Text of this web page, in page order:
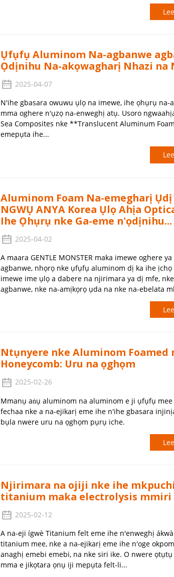
Ụfụfụ Aluminom Na-agbanwe
Ọdịnihu Na-akọwagharị Nhazi na
2025-04-07
N'ihe gbasara owuwu ụlọ na imewe, ihe ọhụrụ na-
mma oghere n'ụzọ na-enweghị atụ. Usoro
Sea Composites nke **Translucent Aluminum
emepụta ihe...
Aluminom Foam Na-emegharị Ụdị
NGWỤ ANYA Korea Ụlọ Ahịa
Ihe Ọhụrụ nke Ga-eme n'ọdịnihu...
2025-04-02
A maara GENTLE MONSTER maka imewe oghere
agbanwe, nhọrọ nke ụfụfụ aluminom dị ka ihe ịchọ
imewe ime ụlọ a dabere na njirimara ya dị mfe,
agbanwe, nke na-amịkọrọ ụda na nke na-ebelata
Ntụnyere nke Aluminom Foamed
Honeycomb: Uru na ọghọm
2025-02-26
Mmanụ aṅụ aluminom na aluminom e ji ụfụfụ
fechaa nke a na-ejikarị eme ihe n'ihe gbasara
bụla nwere uru na ọghọm pụrụ iche.
Njirimara na ojiji nke ihe
titanium maka electrolysis mmiri
2025-02-12
A na-eji ígwè Titanium felt eme ihe n'enweghị
titanium mee, nke a na-ejikarị eme ihe n'oge
anaghị emebi emebi, na nke siri ike. O nwere
mma e jikọtara ọnụ iji mepụta felt-li...